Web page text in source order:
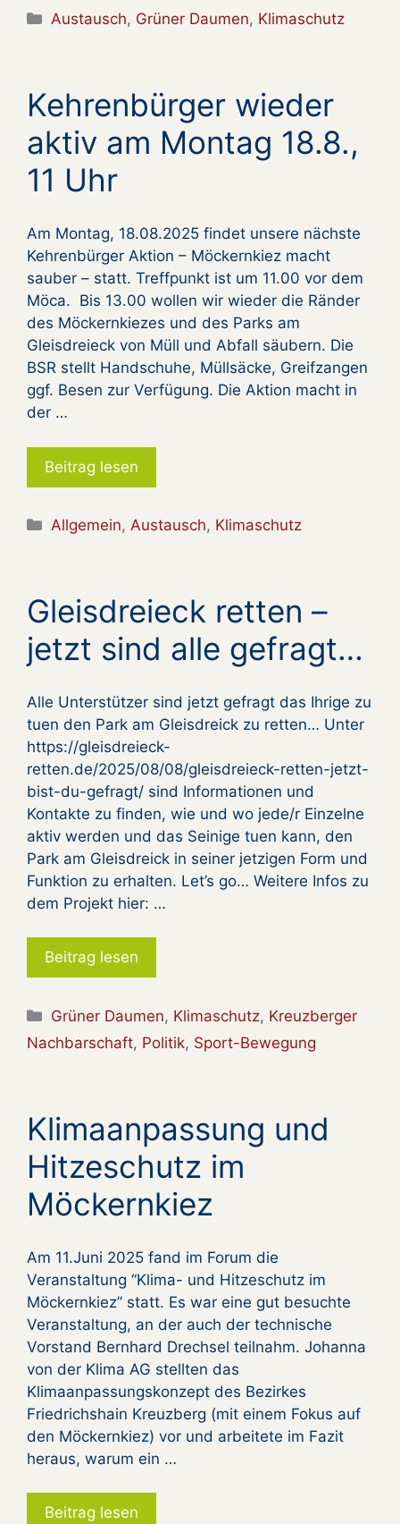
Kategorien
Austausch, Grüner Daumen, Klimaschutz
Kehrenbürger wieder
aktiv am Montag 18.8.,
11 Uhr
Am Montag, 18.08.2025 findet unsere nächste
Kehrenbürger Aktion – Möckernkiez macht
sauber – statt. Treffpunkt ist um 11.00 vor dem
Möca. Bis 13.00 wollen wir wieder die Ränder
des Möckernkiezes und des Parks am
Gleisdreieck von Müll und Abfall säubern. Die
BSR stellt Handschuhe, Müllsäcke, Greifzangen
ggf. Besen zur Verfügung. Die Aktion macht in
der …
Beitrag lesen
Kategorien
Allgemein, Austausch, Klimaschutz
Gleisdreieck retten –
jetzt sind alle gefragt…
Alle Unterstützer sind jetzt gefragt das Ihrige zu
tuen den Park am Gleisdreick zu retten… Unter
https://gleisdreieck-
retten.de/2025/08/08/gleisdreieck-retten-jetzt-
bist-du-gefragt/ sind Informationen und
Kontakte zu finden, wie und wo jede/r Einzelne
aktiv werden und das Seinige tuen kann, den
Park am Gleisdreick in seiner jetzigen Form und
Funktion zu erhalten. Let’s go… Weitere Infos zu
dem Projekt hier: …
Beitrag lesen
Kategorien
Grüner Daumen, Klimaschutz, Kreuzberger
Nachbarschaft, Politik, Sport-Bewegung
Klimaanpassung und
Hitzeschutz im
Möckernkiez
Am 11.Juni 2025 fand im Forum die
Veranstaltung “Klima- und Hitzeschutz im
Möckernkiez” statt. Es war eine gut besuchte
Veranstaltung, an der auch der technische
Vorstand Bernhard Drechsel teilnahm. Johanna
von der Klima AG stellten das
Klimaanpassungskonzept des Bezirkes
Friedrichshain Kreuzberg (mit einem Fokus auf
den Möckernkiez) vor und arbeitete im Fazit
heraus, warum ein …
Beitrag lesen